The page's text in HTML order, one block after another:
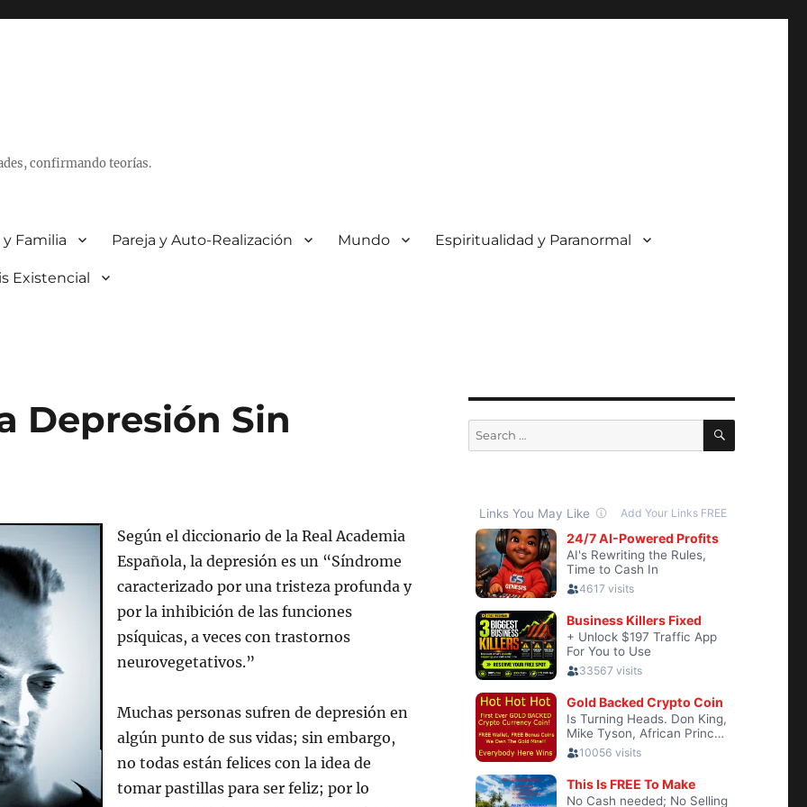
confirmando teorías.
Familia Pareja y Auto-Realización Mundo Espiritualidad y Paranormal
Existencial
Depresión Sin
Según el diccionario de la Real Academia
Española, la depresión es un “Síndrome
caracterizado por una tristeza profunda y
por la inhibición de las funciones
psíquicas, a veces con trastornos
neurovegetativos.”
Muchas personas sufren de depresión en
algún punto de sus vidas; sin embargo,
no todas están felices con la idea de
tomar pastillas para ser feliz; por lo
Search
for:
SEARCH